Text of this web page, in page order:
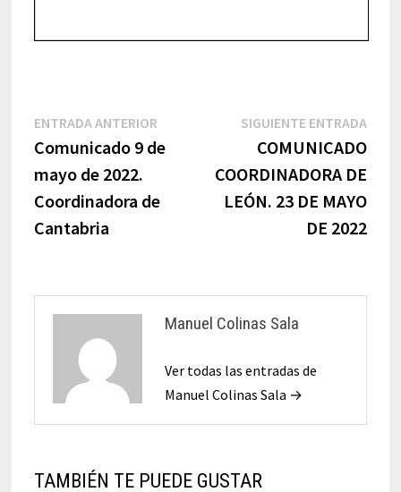
Navegación
de
entradas
ENTRADA ANTERIOREntrada
anterior:
Comunicado 9 de
mayo de 2022.
Coordinadora de
Cantabria
SIGUIENTE ENTRADA
COMUNICADO
COORDINADORA DE
LEÓN. 23 DE MAYO
DE 2022
Manuel Colinas Sala
Ver todas las entradas de
Manuel Colinas Sala →
TAMBIÉN TE PUEDE GUSTAR